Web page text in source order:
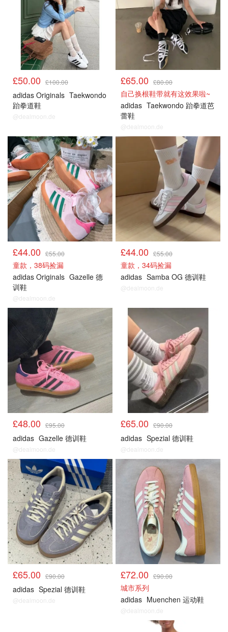
£50.00 £100.00
adidas Originals Taekwondo
跆拳道鞋
@dealmoon.de
£65.00 £80.00
自己换根鞋带就有这效果啦~
adidas Taekwondo 跆拳道芭
蕾鞋
@dealmoon.de
£44.00 £55.00
童款，38码捡漏
adidas Originals Gazelle 德
训鞋
@dealmoon.de
£44.00 £55.00
童款，34码捡漏
adidas Samba OG 德训鞋
@dealmoon.de
£48.00 £95.00
adidas Gazelle 德训鞋
@dealmoon.de
£65.00 £90.00
adidas Spezial 德训鞋
@dealmoon.de
£65.00 £90.00
adidas Spezial 德训鞋
@dealmoon.de
£72.00 £90.00
城市系列
adidas Muenchen 运动鞋
@dealmoon.de